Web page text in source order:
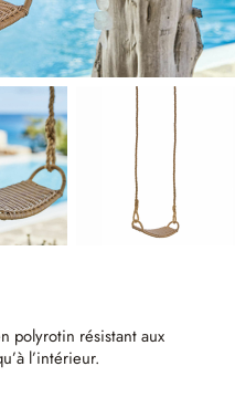
polyrotin résistant aux
l’intérieur.